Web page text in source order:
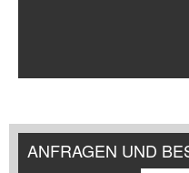
ANFRAGEN UND